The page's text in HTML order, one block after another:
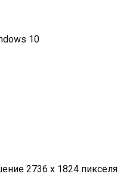
10
2736 x 1824 пикселя